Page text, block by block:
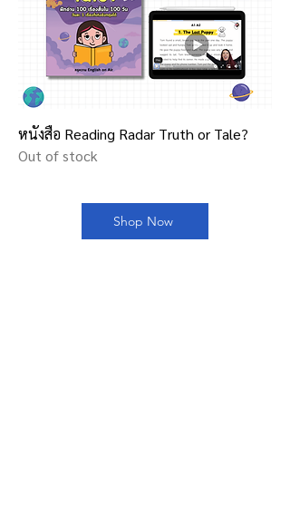
หนังสือ Reading Radar Truth or Tale?
Out of stock
Shop Now